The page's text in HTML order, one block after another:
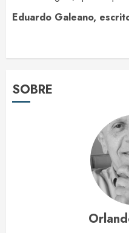
Eduardo Galeano,
SOBRE